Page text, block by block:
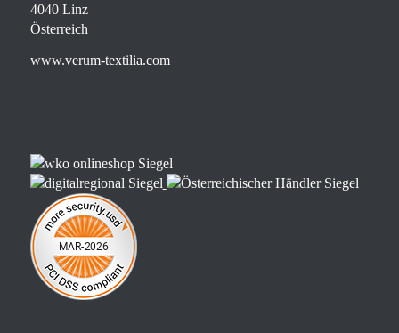
4040 Linz
Österreich
www.verum-textilia.com